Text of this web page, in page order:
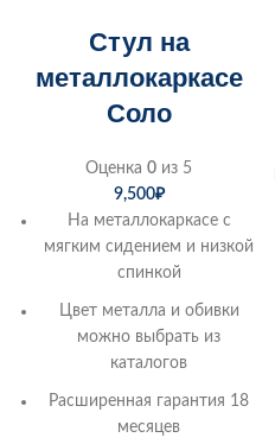
Стул на
металлокаркасе
Соло
Оценка 0 из 5
9,500₽
На металлокаркасе с
мягким сидением и низкой
спинкой
Цвет металла и обивки
можно выбрать из
каталогов
Расширенная гарантия 18
месяцев